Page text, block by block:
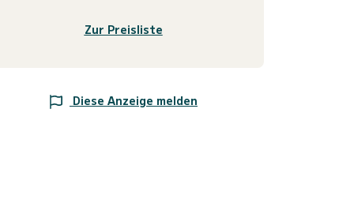
Zur Preisliste
Diese Anzeige melden